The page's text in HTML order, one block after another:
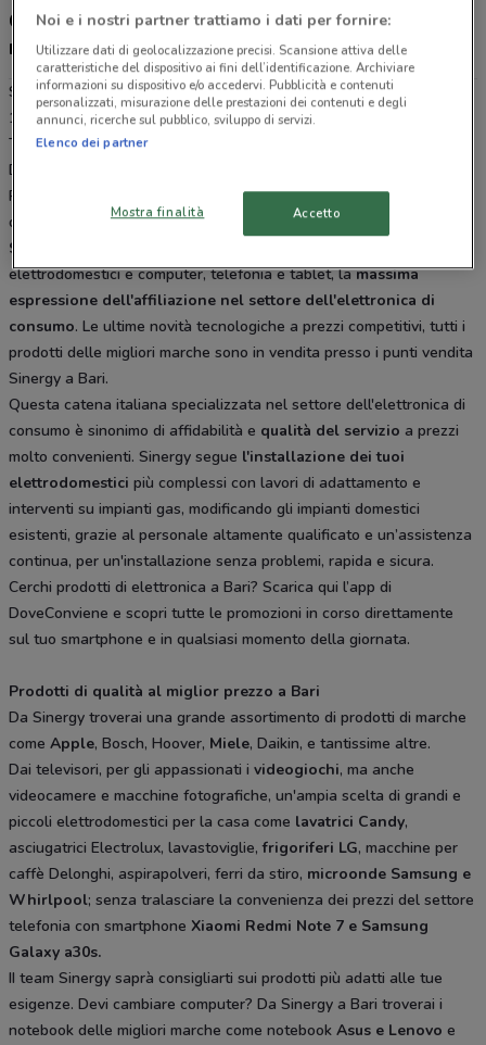
Gli sconti del nuovo volantino Unieuro e i
negozi
Sinergy è presente in vari punti della città: lo trovi in Corso Mazzini
134C/136 Bari, Via Papa Bonifacio IX 37 Bari, Piazza La Croce 47
Triggiano, Corso Umberto I 40 Modugno, Via Bari 42 Bitetto, Via A.
Diaz 58 Sannicandro Di Bari, Piazza Diaz 63 Palo Del Colle, Via
Pascoli 54/56 Casamassima. Tutti i negozi sono aperti tutti i giorni
dal Lunedì alla Sabato e offrono i migliori prodotti per la tua spesa.
Sinergy
elettrodomestici e computer, telefonia e tablet, lamassima
espressione dell'affiliazione nel settore dell'elettronica di
consumo. Le ultime novità tecnologiche a prezzi competitivi, tutti i
prodotti delle migliori marche sono in vendita presso i punti vendita
Sinergy a Bari.
Questa catena italiana specializzata nel settore dell'elettronica di
consumo è sinonimo di affidabilità e qualità del servizio a prezzi
molto convenienti. Sinergy segue l'installazione dei tuoi
elettrodomestici più complessi con lavori di adattamento e
interventi su impianti gas, modificando gli impianti domestici
esistenti, grazie al personale altamente qualificato e un’assistenza
continua, per un'installazione senza problemi, rapida e sicura.
Cerchi prodotti di elettronica a Bari? Scarica qui l’app di
DoveConviene e scopri tutte le promozioni in corso direttamente
sul tuo smartphone e in qualsiasi momento della giornata.
Prodotti di qualità al miglior prezzo a Bari
Da Sinergy troverai una grande assortimento di prodotti di marche
come Apple, Bosch, Hoover, Miele, Daikin, e tantissime altre.
Dai televisori, per gli appassionati i videogiochi, ma anche
videocamere e macchine fotografiche, un'ampia scelta di grandi e
piccoli elettrodomestici per la casa come lavatrici Candy,
asciugatrici Electrolux, lavastoviglie,frigoriferi LG, macchine per
caffè Delonghi, aspirapolveri, ferri da stiro, microonde Samsung e
Whirlpool; senza tralasciare la convenienza dei prezzi del settore
telefonia con smartphone Xiaomi Redmi Note 7 e Samsung
Galaxy a30s.
II team Sinergy saprà consigliarti sui prodotti più adatti alle tue
esigenze. Devi cambiare computer? Da Sinergy a Bari troverai i
notebook delle migliori marche come notebook Asus e Lenovo e
Noi e i nostri partner trattiamo i dati per fornire:
Utilizzare dati di geolocalizzazione precisi. Scansione attiva delle
caratteristiche del dispositivo ai fini dell’identificazione. Archiviare
informazioni su dispositivo e/o accedervi. Pubblicità e contenuti
personalizzati, misurazione delle prestazioni dei contenuti e degli
annunci, ricerche sul pubblico, sviluppo di servizi.
Elenco dei partner
Mostra finalità Accetto